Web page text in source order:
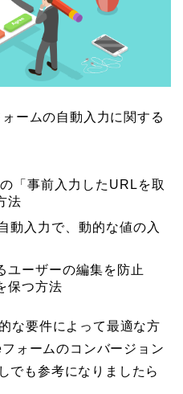
ームの自動入力に関する
「事前入力したURLを取
法
動入力で、動的な値の入
ユーザーの編集を防止
保つ方法
な要件によって最適な方
ォームのコンバージョン
でも参考になりましたら